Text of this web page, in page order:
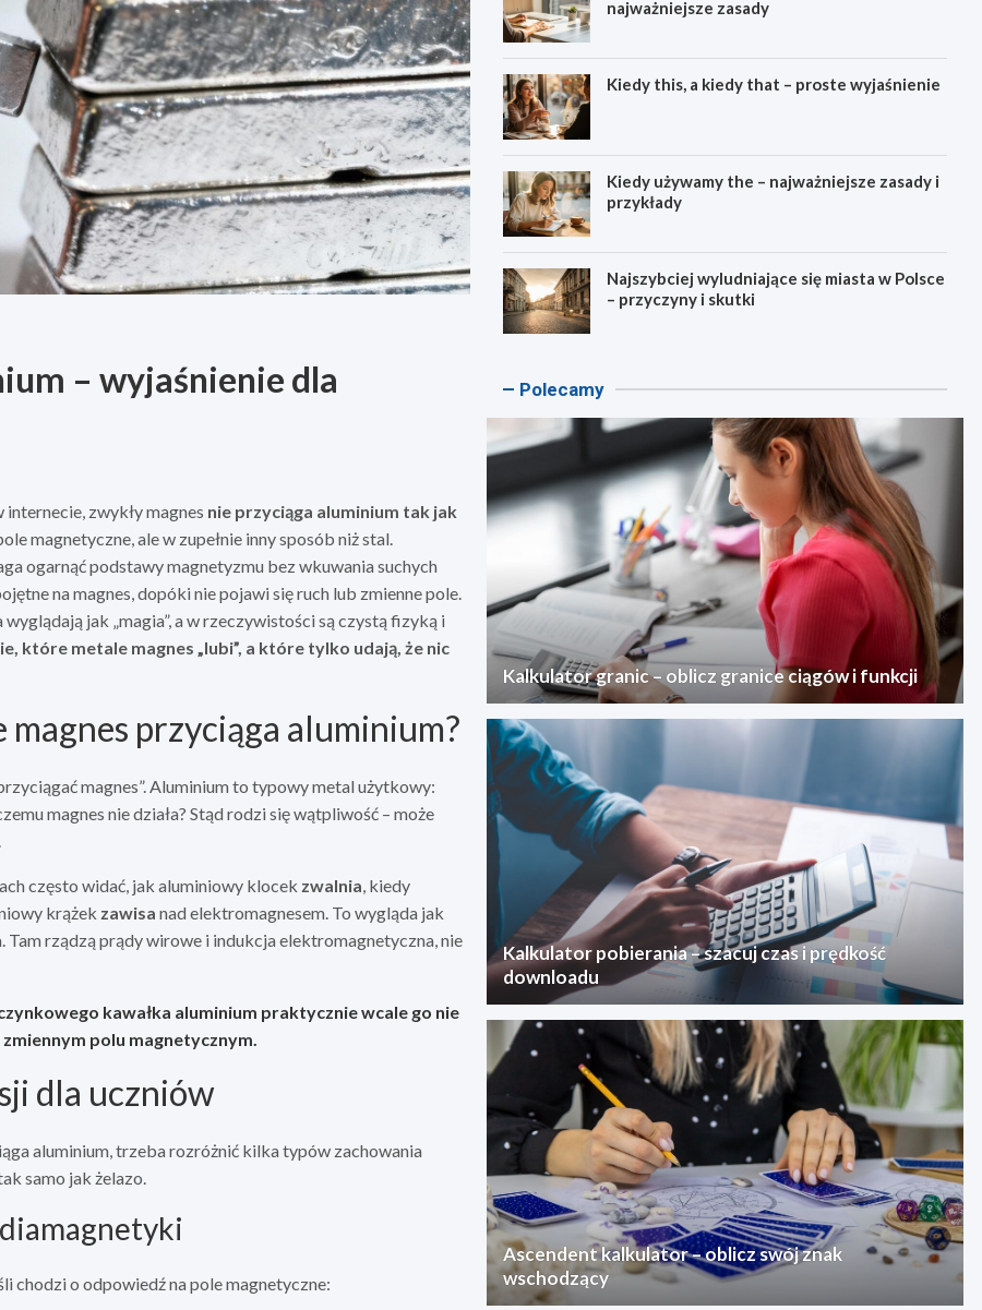
– wyjaśnienie dla
zwykły magnes nie przyciąga aluminium tak jak
magnetyczne, ale w zupełnie inny sposób niż stal.
ogarnąć podstawy magnetyzmu bez wkuwania suchych
na magnes, dopóki nie pojawi się ruch lub zmienne pole.
jak „magia”, a w rzeczywistości są czystą fizyką i
które metale magnes „lubi”, a które tylko udają, że nic
magnes przyciąga aluminium?
magnes”. Aluminium to typowy metal użytkowy:
magnes nie działa? Stąd rodzi się wątpliwość – może
często widać, jak aluminiowy klocek zwalnia, kiedy
krążek zawisa nad elektromagnesem. To wygląda jak
Tam rządzą prądy wirowe i indukcja elektromagnetyczna, nie
kawałka aluminium praktycznie wcale go nie
polu magnetycznym.
dla uczniów
aluminium, trzeba rozróżnić kilka typów zachowania
samo jak żelazo.
chodzi o odpowiedź na pole magnetyczne:
najważniejsze zasady
Kiedy this, a kiedy that – proste wyjaśnienie
Kiedy używamy the – najważniejsze zasady i
przykłady
Najszybciej wyludniające się miasta w Polsce
– przyczyny i skutki
Polecamy
Kalkulator granic – oblicz granice ciągów i funkcji
Kalkulator pobierania – szacuj czas i prędkość
downloadu
Ascendent kalkulator – oblicz swój znak
wschodzący